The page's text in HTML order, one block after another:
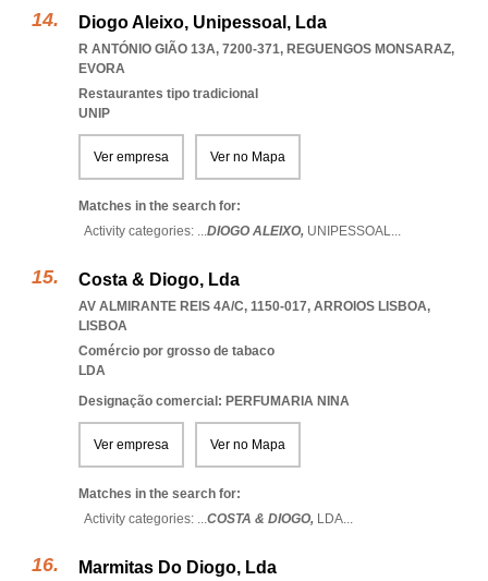
Diogo Aleixo, Unipessoal, Lda
R ANTÓNIO GIÃO 13A, 7200-371, REGUENGOS MONSARAZ,
EVORA
Restaurantes tipo tradicional
UNIP
Ver empresa Ver no Mapa
Matches in the search for:
Activity categories: ...DIOGO ALEIXO, UNIPESSOAL...
Costa & Diogo, Lda
AV ALMIRANTE REIS 4A/C, 1150-017, ARROIOS LISBOA,
LISBOA
Comércio por grosso de tabaco
LDA
Designação comercial: PERFUMARIA NINA
Ver empresa Ver no Mapa
Matches in the search for:
Activity categories: ...COSTA & DIOGO, LDA...
Marmitas Do Diogo, Lda